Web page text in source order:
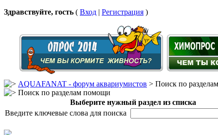
Здравствуйте, гость ( Вход | Регистрация )
AQUAFANAT - форум аквариумистов > Поиск по
Поиск по разделам помощи
Выберите нужный раздел из списка
Введите ключевые слова для поиска